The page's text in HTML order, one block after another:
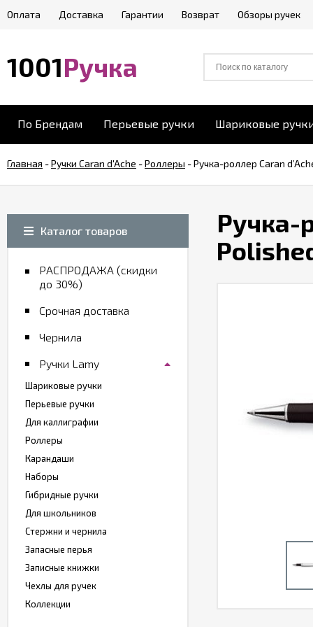
Оплата Доставка Гарантии Возврат Обзоры ручек
1001Ручка
По Брендам Перьевые ручки Шариковые
Главная -Ручки Caran d'Ache -Роллеры -Ручка-роллер Caran
Ручка-
Каталог товаров
РАСПРОДАЖА (скидки
до 30%)
Срочная доставка
Чернила
Ручки Lamy
Шариковые ручки
Перьевые ручки
Для каллиграфии
Роллеры
Карандаши
Наборы
Гибридные ручки
Для школьников
Стержни и чернила
Запасные перья
Записные книжки
Чехлы для ручек
Коллекции